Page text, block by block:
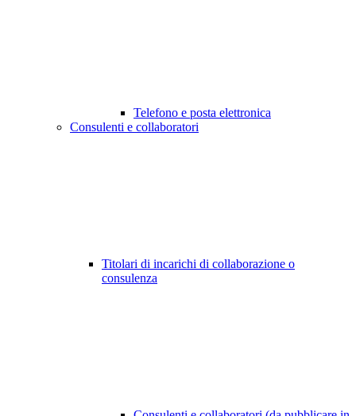
Telefono e posta elettronica
Consulenti e collaboratori
Titolari di incarichi di collaborazione o
consulenza